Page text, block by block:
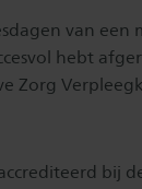
van een
hebt
Zorg
bij